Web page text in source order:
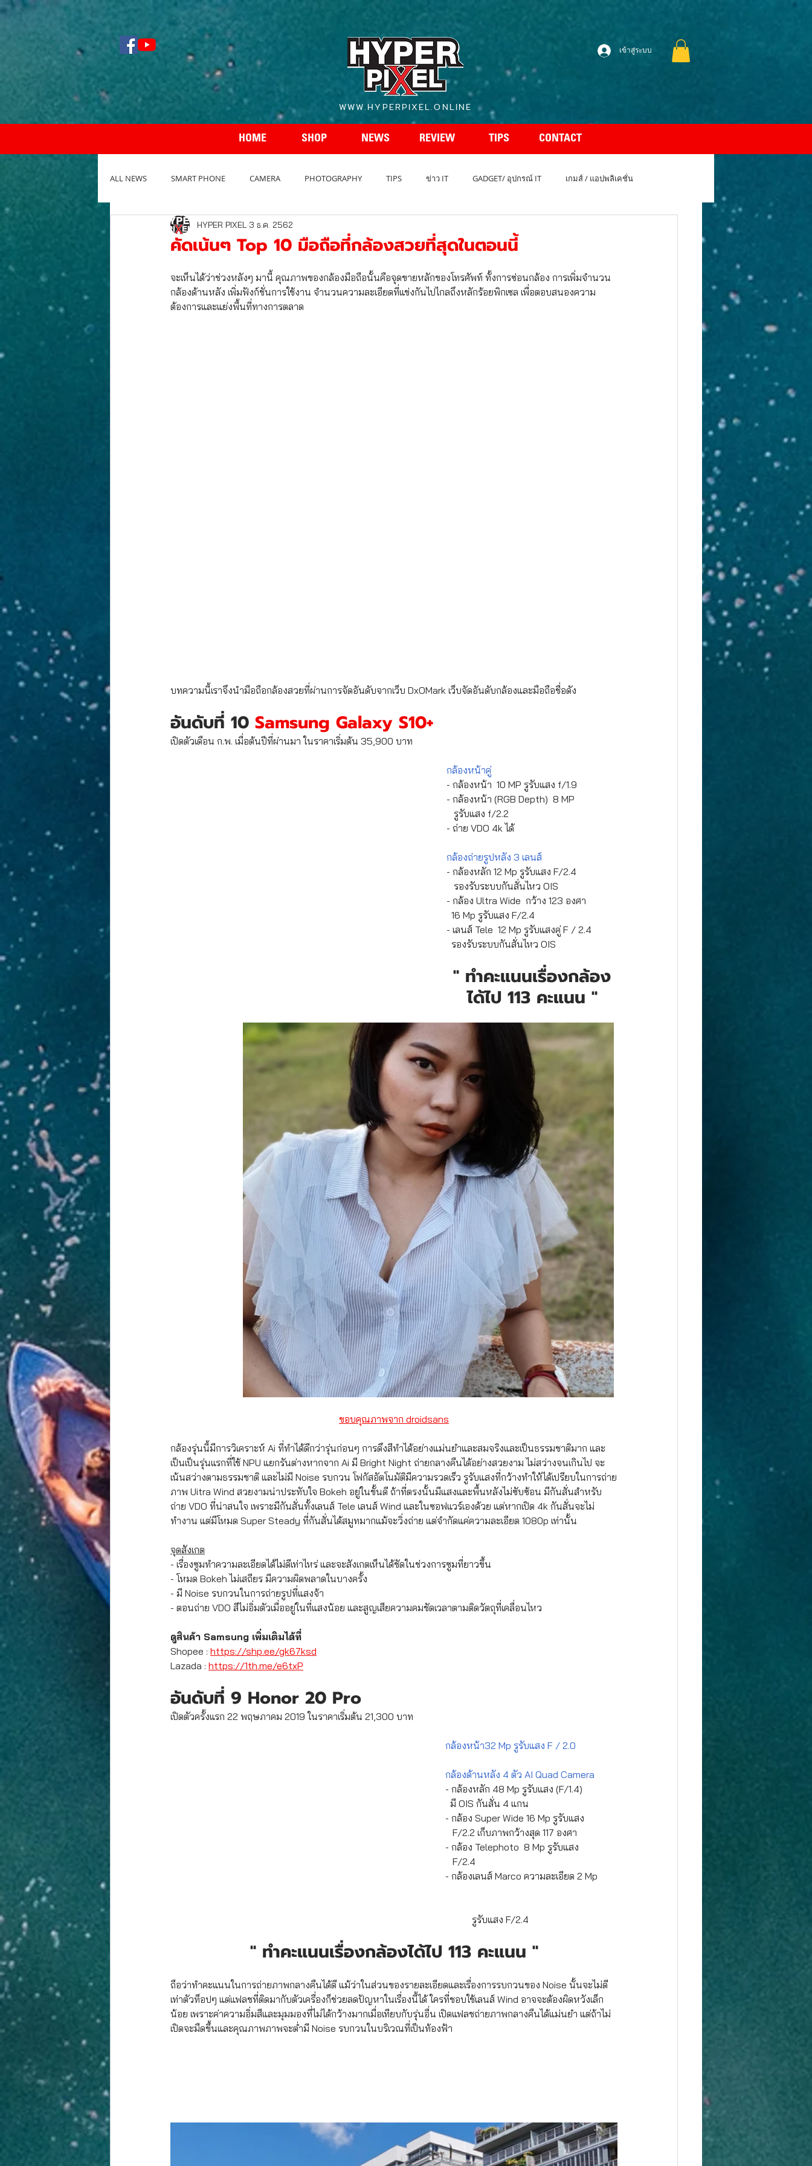
เข้าสู่ระบบ
WWW.HYPERPIXEL.ONLINE
HOME SHOP NEWS REVIEW TIPS CONTACT
ALL NEWS SMART PHONE CAMERA PHOTOGRAPHY TIPS ข่าว IT GADGET/ อุปกรณ์ IT เกมส์ / แอปพลิเคชั่น
NOTEBOOK / PC REVIEW กล้อง REVIEW โทรศัพท์
งานประกวดภาพวาด PR-NEWS
คัดเน้นๆ Top 10 มือถือที่กล้องสวยที่สุดในตอนนี้
HYPER PIXEL 3 ธ.ค. 2562
จะเห็นได้ว่าช่วงหลังๆ มานี้ คุณภาพของกล้องมือถือนั้นคือจุดขายหลักของโทรศัพท์ ทั้งการซ่อนกล้อง การเพิ่มจำนวน
กล้องด้านหลัง เพิ่มฟังก์ชั่นการใช้งาน จำนวนความละเอียดที่แข่งกันไปไกลถึงหลักร้อยพิกเซล เพื่อตอบสนองความ
ต้องการและแย่งพื้นที่ทางการตลาด
บทความนี้เราจึงนำมือถือกล้องสวยที่ผ่านการจัดอันดับจากเว็บ DxOMark เว็บจัดอันดับกล้องและมือถือชื่อดัง
อันดับที่ 10 Samsung Galaxy S10+
เปิดตัวเดือน ก.พ. เมื่อต้นปีที่ผ่านมา ในราคาเริ่มต้น 35,900 บาท
กล้องหน้าคู่
- กล้องหน้า  10 MP รูรับแสง f/1.9
- กล้องหน้า (RGB Depth)  8 MP
   รูรับแสง f/2.2
- ถ่าย VDO 4k ได้
กล้องถ่ายรูปหลัง 3 เลนส์
- กล้องหลัก 12 Mp รูรับแสง F/2.4
   รองรับระบบกันสั่นไหว OIS
- กล้อง Ultra Wide  กว้าง 123 องศา
  16 Mp รูรับแสง F/2.4
- เลนส์ Tele  12 Mp รูรับแสงคู่ F / 2.4
  รองรับระบบกันสั่นไหว OIS
" ทำคะแนนเรื่องกล้อง
ได้ไป 113 คะแนน "
ขอบคุณภาพจาก droidsans
กล้องรุ่นนี้มีการวิเคราะห์ Ai ที่ทำได้ดีกว่ารุ่นก่อนๆ การดึงสีทำได้อย่างแม่นยำและสมจริงและเป็นธรรมชาติมาก และ
เป็นเป็นรุ่นแรกที่ใช้ NPU แยกรันต่างหากจาก Ai มี Bright Night ถ่ายกลางคืนได้อย่างสวยงาม ไม่สว่างจนเกินไป จะ
เน้นสว่างตามธรรมชาติ และไม่มี Noise รบกวน โฟกัสอัตโนมัติมีความรวดเร็ว รูรับแสงที่กว้างทำให้ได้เปรียบในการถ่าย
ภาพ Uitra Wind สวยงามน่าประทับใจ Bokeh อยู่ในขั้นดี ถ้าที่ตรงนั้นมีแสงและพื้นหลังไม่ซับซ้อน มีกันสั่นสำหรับ
ถ่าย VDO ที่น่าสนใจ เพราะมีกันสั่นทั้งเลนส์ Tele เลนส์ Wind และในซอฟแวร์เองด้วย แต่หากเปิด 4k กันสั่นจะไม่
ทำงาน แต่มีโหมด Super Steady ที่กันสั่นได้สมูทมากแม้จะวิ่งถ่าย แต่จำกัดแค่ความละเอียด 1080p เท่านั้น
จุดสังเกต
- เรื่องซูมทำความละเอียดได้ไม่ดีเท่าไหร่ และจะสังเกตเห็นได้ชัดในช่วงการซูมที่ยาวขึ้น
- โหมด Bokeh ไม่เสถียร มีความผิดพลาดในบางครั้ง
- มี Noise รบกวนในการถ่ายรูปที่แสงจ้า
- ตอนถ่าย VDO สีไม่อิ่มตัวเมื่ออยู่ในที่แสงน้อย และสูญเสียความคมชัดเวลาตามติดวัตถุที่เคลื่อนไหว
ดูสินค้า Samsung เพิ่มเติมได้ที่
Shopee : https://shp.ee/gk67ksd
Lazada : https://1th.me/e6txP
อันดับที่ 9 Honor 20 Pro
เปิดตัวครั้งแรก 22 พฤษภาคม 2019 ในราคาเริ่มต้น 21,300 บาท
กล้องหน้า32 Mp รูรับแสง F / 2.0
กล้องด้านหลัง 4 ตัว AI Quad Camera
- กล้องหลัก 48 Mp รูรับแสง (F/1.4)
  มี OIS กันสั่น 4 แกน
- กล้อง Super Wide 16 Mp รูรับแสง
   F/2.2 เก็บภาพกว้างสุด 117 องศา
- กล้อง Telephoto  8 Mp รูรับแสง
   F/2.4
- กล้องเลนส์ Marco ความละเอียด 2 Mp
           รูรับแสง F/2.4
" ทำคะแนนเรื่องกล้องได้ไป 113 คะแนน "
ถือว่าทำคะแนนในการถ่ายภาพกลางคืนได้ดี แม้ว่าในส่วนของรายละเอียดและเรื่องการรบกวนของ Noise นั้นจะไม่ดี
เท่าตัวท็อปๆ แต่แฟลชที่ติดมากับตัวเครื่องก็ช่วยลดปัญหาในเรื่องนี้ได้ ใครที่ชอบใช้เลนส์ Wind อาจจะต้องผิดหวังเล็ก
น้อย เพราะค่าความอิ่มสีและมุมมองที่ไม่ได้กว้างมากเมื่อเทียบกับรุ่นอื่น เปิดแฟลชถ่ายภาพกลางคืนได้แม่นยำ แต่ถ้าไม่
เปิดจะมืดขึ้นและคุณภาพภาพจะต่ำมี Noise รบกวนในบริเวณที่เป็นท้องฟ้า